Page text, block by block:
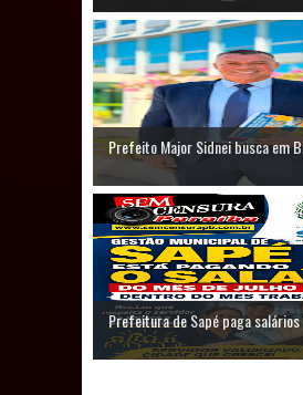
débitos históricos
INCLUSÃO:
inscrições para
Social; veja
necessária!
Prefeito Major Sidnei busca em
Prefeitura de Sapé paga salários